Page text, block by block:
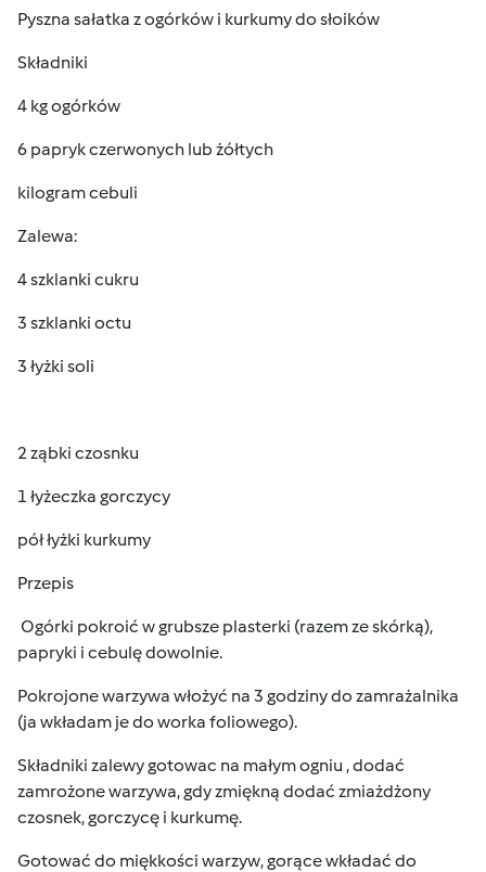
Pyszna sałatka z ogórków i kurkumy do słoików
Składniki
4 kg ogórków
6 papryk czerwonych lub żółtych
kilogram cebuli
Zalewa:
4 szklanki cukru
3 szklanki octu
3 łyżki soli
2 ząbki czosnku
1 łyżeczka gorczycy
pół łyżki kurkumy
Przepis
Ogórki pokroić w grubsze plasterki (razem ze skórką),
papryki i cebulę dowolnie.
Pokrojone warzywa włożyć na 3 godziny do zamrażalnika
(ja wkładam je do worka foliowego).
Składniki zalewy gotowac na małym ogniu , dodać
zamrożone warzywa, gdy zmiękną dodać zmiażdżony
czosnek, gorczycę i kurkumę.
Gotować do miękkości warzyw, gorące wkładać do